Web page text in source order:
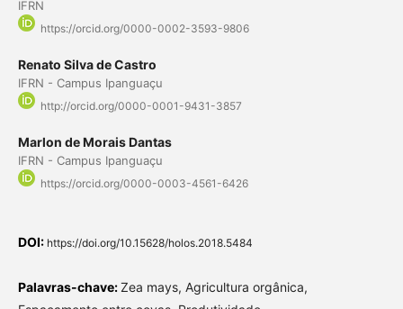
IFRN
https://orcid.org/0000-0002-3593-9806
Renato Silva de Castro
IFRN - Campus Ipanguaçu
http://orcid.org/0000-0001-9431-3857
Marlon de Morais Dantas
IFRN - Campus Ipanguaçu
https://orcid.org/0000-0003-4561-6426
DOI: https://doi.org/10.15628/holos.2018.5484
Palavras-chave:Zea mays, Agricultura orgânica,